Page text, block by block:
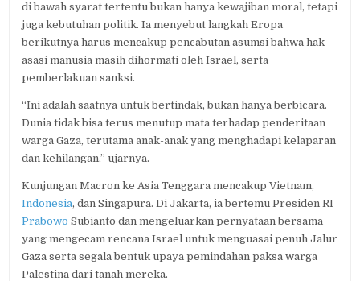
di bawah syarat tertentu bukan hanya kewajiban moral, tetapi
juga kebutuhan politik. Ia menyebut langkah Eropa
berikutnya harus mencakup pencabutan asumsi bahwa hak
asasi manusia masih dihormati oleh Israel, serta
pemberlakuan sanksi.
“Ini adalah saatnya untuk bertindak, bukan hanya berbicara.
Dunia tidak bisa terus menutup mata terhadap penderitaan
warga Gaza, terutama anak-anak yang menghadapi kelaparan
dan kehilangan,” ujarnya.
Kunjungan Macron ke Asia Tenggara mencakup Vietnam,
Indonesia, dan Singapura. Di Jakarta, ia bertemu Presiden RI
Prabowo Subianto dan mengeluarkan pernyataan bersama
yang mengecam rencana Israel untuk menguasai penuh Jalur
Gaza serta segala bentuk upaya pemindahan paksa warga
Palestina dari tanah mereka.